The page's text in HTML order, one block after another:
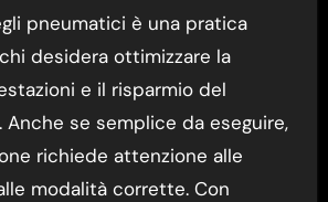
pneumatici è una pratica
desidera ottimizzare la
e il risparmio del
Anche se semplice da eseguire,
richiede attenzione alle
modalità corrette. Con